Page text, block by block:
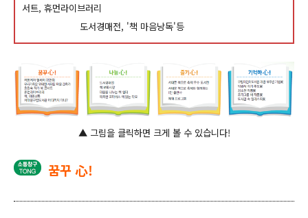
서트, 휴먼라이브러리
도서경매전, '책 마음낭독'등
▲ 그림을 클릭하면 크게 볼 수 있습니다!
꿈꾸 心!